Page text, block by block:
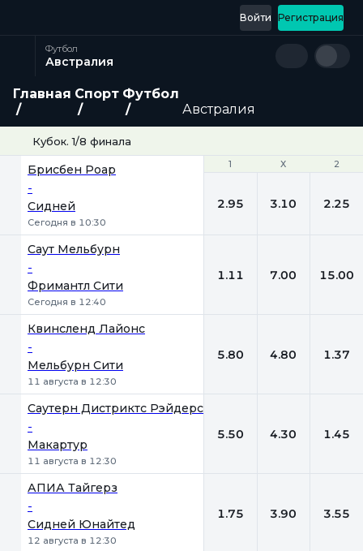
Регистрация
Войти
Футбол
Австралия
Главная Спорт Футбол
Австралия
Кубок. 1/8 финала
1 Х 2
Брисбен Роар
-
Сидней
Сегодня в 10:30
1 Х 2
2.95 3.10 2.25
Саут Мельбурн
-
Фримантл Сити
Сегодня в 12:40
1.11 7.00 15.00
Квинсленд Лайонc
-
Мельбурн Сити
11 августа в 12:30
5.80 4.80 1.37
Саутерн Дистриктс Рэйдерс
-
Макартур
11 августа в 12:30
5.50 4.30 1.45
АПИА Тайгерз
-
Сидней Юнайтед
12 августа в 12:30
1.75 3.90 3.55